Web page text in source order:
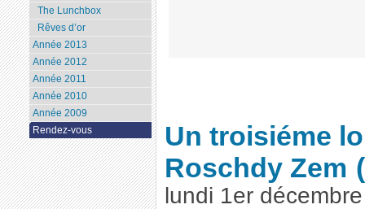
Un troisiéme
Roschdy Zem
lundi 1er
The Lunchbox
Rêves d’or
Année 2013
Année 2012
Année 2011
Année 2010
Année 2009
Rendez-vous